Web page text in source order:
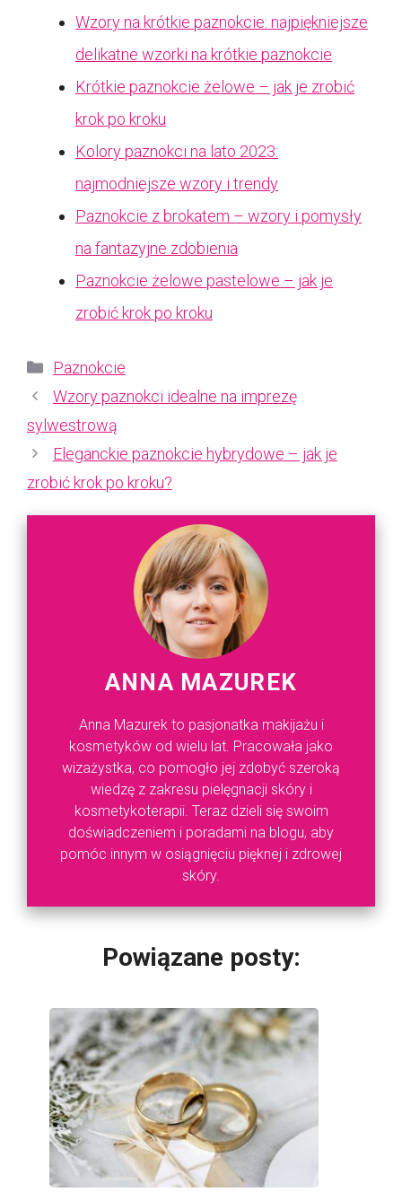
Wzory na krótkie paznokcie: najpiękniejsze
delikatne wzorki na krótkie paznokcie
Krótkie paznokcie żelowe – jak je zrobić
krok po kroku
Kolory paznokci na lato 2023:
najmodniejsze wzory i trendy
Paznokcie z brokatem – wzory i pomysły
na fantazyjne zdobienia
Paznokcie żelowe pastelowe – jak je
zrobić krok po kroku
Kategorie
Paznokcie
Wzory paznokci idealne na imprezę
sylwestrową
Eleganckie paznokcie hybrydowe – jak je
zrobić krok po kroku?
ANNA MAZUREK
Anna Mazurek to pasjonatka makijażu i
kosmetyków od wielu lat. Pracowała jako
wizażystka, co pomogło jej zdobyć szeroką
wiedzę z zakresu pielęgnacji skóry i
kosmetykoterapii. Teraz dzieli się swoim
doświadczeniem i poradami na blogu, aby
pomóc innym w osiągnięciu pięknej i zdrowej
skóry.
Powiązane posty: